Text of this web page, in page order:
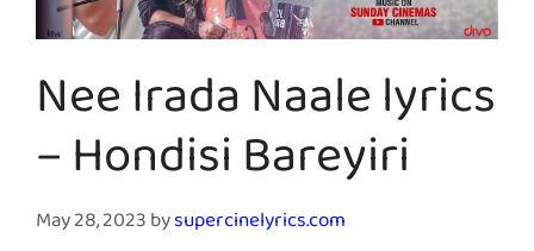
Nee Irada Naale lyrics
– Hondisi Bareyiri
May 28, 2023bysupercinelyrics.com